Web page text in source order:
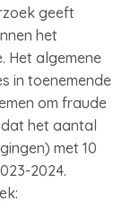
geeft
het
Het algemene
in toenemende
om fraude
het aantal
met 10
2024.